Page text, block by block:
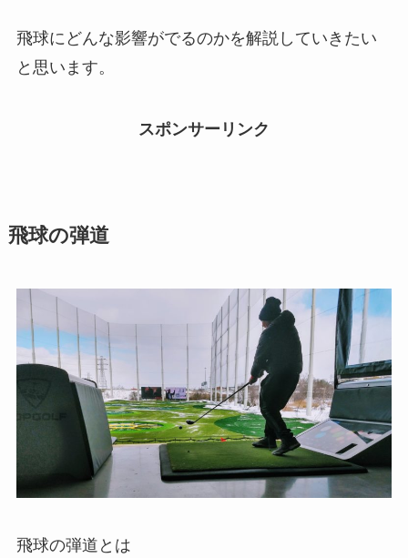
飛球にどんな影響がでるのかを解説していきたい
と思います。
スポンサーリンク
飛球の弾道
飛球の弾道とは